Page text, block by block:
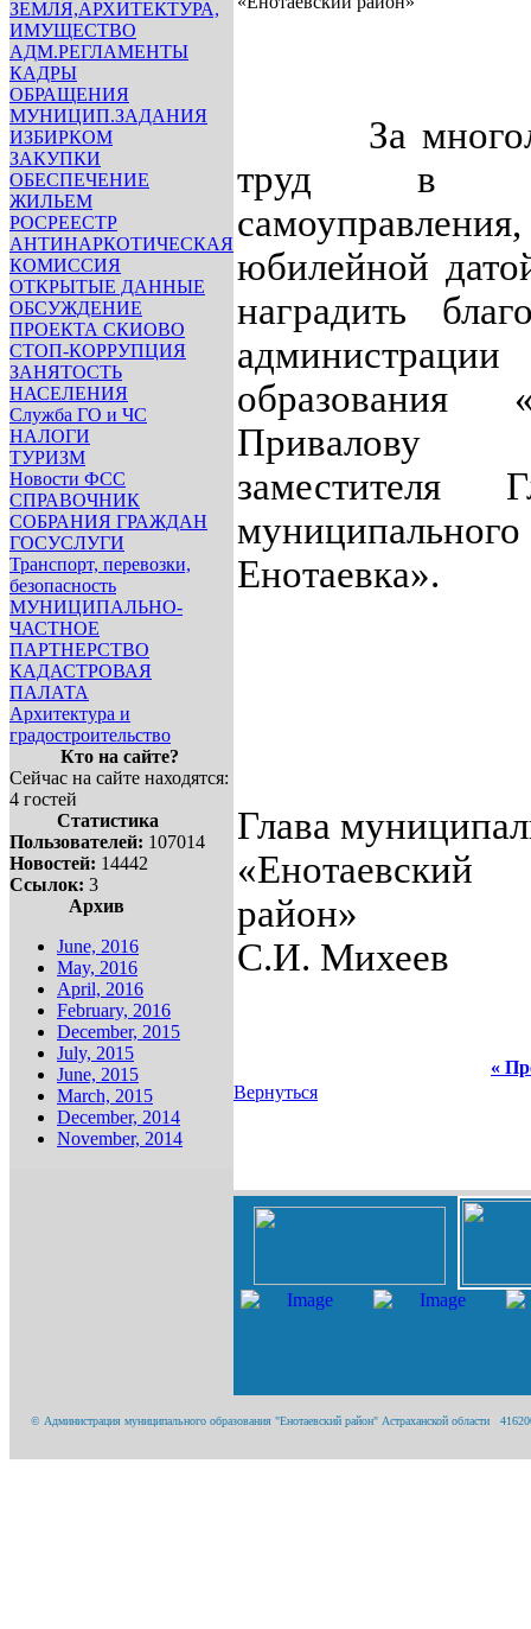
ЗЕМЛЯ,АРХИТЕКТУРА,
ИМУЩЕСТВО
АДМ.РЕГЛАМЕНТЫ
КАДРЫ
ОБРАЩЕНИЯ
МУНИЦИП.ЗАДАНИЯ
ИЗБИРКОМ
ЗАКУПКИ
ОБЕСПЕЧЕНИЕ
ЖИЛЬЕМ
РОСРЕЕСТР
АНТИНАРКОТИЧЕСКАЯ
КОМИССИЯ
ОТКРЫТЫЕ ДАННЫЕ
ОБСУЖДЕНИЕ
ПРОЕКТА СКИОВО
СТОП-КОРРУПЦИЯ
ЗАНЯТОСТЬ
НАСЕЛЕНИЯ
Служба ГО и ЧС
НАЛОГИ
ТУРИЗМ
Новости ФСС
СПРАВОЧНИК
СОБРАНИЯ ГРАЖДАН
ГОСУСЛУГИ
Транспорт, перевозки,
безопасность
МУНИЦИПАЛЬНО-
ЧАСТНОЕ
ПАРТНЕРСТВО
КАДАСТРОВАЯ
ПАЛАТА
Архитектура и
градостроительство
Кто на сайте?
Сейчас на сайте находятся:
4 гостей
Статистика
Пользователей: 107014
Новостей: 14442
Ссылок: 3
Архив
June, 2016
May, 2016
April, 2016
February, 2016
December, 2015
July, 2015
June, 2015
March, 2015
December, 2014
November, 2014
За
труд в
юбилейной
наградить
образования
Привалову
заместителя
Енотаевка».
Глава
«Енотаевский
С.И. Михеев
«
Вернуться
© Администрация муниципального образования "Енотаевский район" Астраханской области